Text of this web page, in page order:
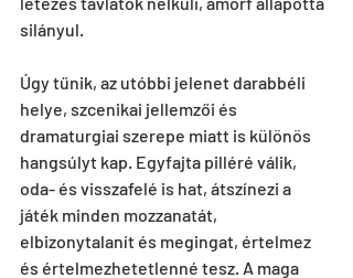
silányul.
Úgy tűnik, az utóbbi jelenet darabbéli
helye, szcenikai jellemzői és
dramaturgiai szerepe miatt is különös
hangsúlyt kap. Egyfajta pilléré válik,
oda- és visszafelé is hat, átszínezi a
játék minden mozzanatát,
elbizonytalanít és megingat, értelmez
és értelmezhetetlenné tesz. A maga